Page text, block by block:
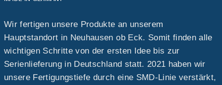
Wir fertigen unsere Produkte an unserem
Hauptstandort in Neuhausen ob Eck. Somit finden alle
wichtigen Schritte von der ersten Idee bis zur
Serienlieferung in Deutschland statt. 2021 haben wir
unsere Fertigungstiefe durch eine SMD-Linie verstärkt,